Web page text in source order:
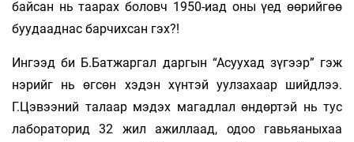
байсан нь таа­рах боловч 1950-иад оны үед өөрийгөө
буу­дааднас бар­чих­сан гэх?!
Ингээд би Б.Батжаргал даргын “Асуухад зүгээр” гэж
нэрийг нь өгсөн хэдэн хүн­­тэй уулзахаар шийдлээ.
Г.Цэвээний та­лаар мэдэх ма­гадлал өндөртэй нь тус
ла­бора­торид 32 жил ажиллаад, одоо гавь­яаныхаа